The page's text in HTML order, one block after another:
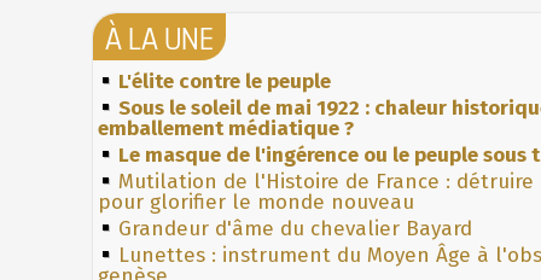
À LA UNE
L'élite contre le peuple
Sous le soleil de mai 1922 : chaleur
emballement médiatique ?
Le masque de l'ingérence ou le peuple sous
Mutilation de l'Histoire de France : détruire
pour glorifier le monde nouveau
Grandeur d'âme du chevalier Bayard
Lunettes : instrument du Moyen Âge à